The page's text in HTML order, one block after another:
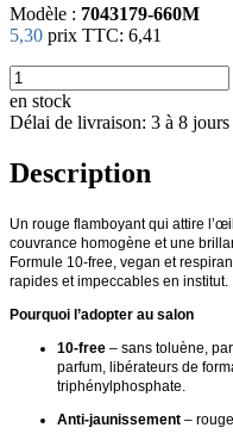
Modèle : 7043179-660M
5,30 prix TTC: 6,41
en stock
Délai de livraison: 3 à 8 jours
Description
Un rouge flamboyant qui attire
couvrance homogène et une
Formule 10-free, vegan et
rapides et impeccables en institut.
Pourquoi l’adopter au salon
10-free – sans toluène,
parfum, libérateurs de
triphénylphosphate.
Anti-jaunissement –